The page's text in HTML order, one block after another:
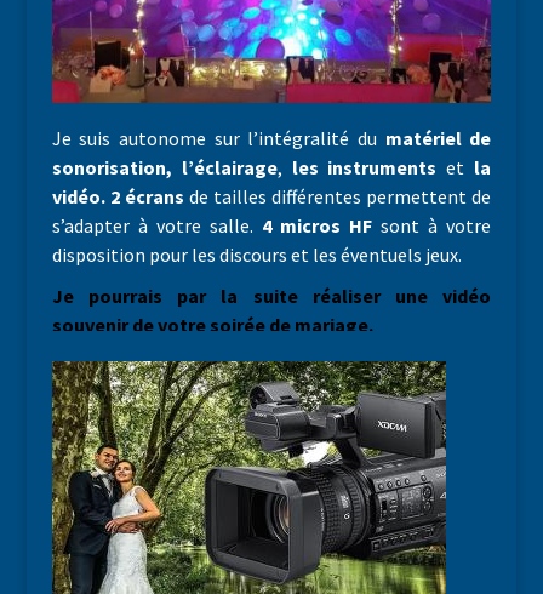
Je suis autonome sur l’intégralité du matériel de
sonorisation, l’éclairage, les instrumentset la
vidéo. 2 écrans de tailles différentes permettent de
s’adapter à votre salle. 4 micros HF sont à votre
disposition pour les discours et les éventuels jeux.
Je pourrais par la suite réaliser une vidéo
souvenir de votre soirée de mariage.